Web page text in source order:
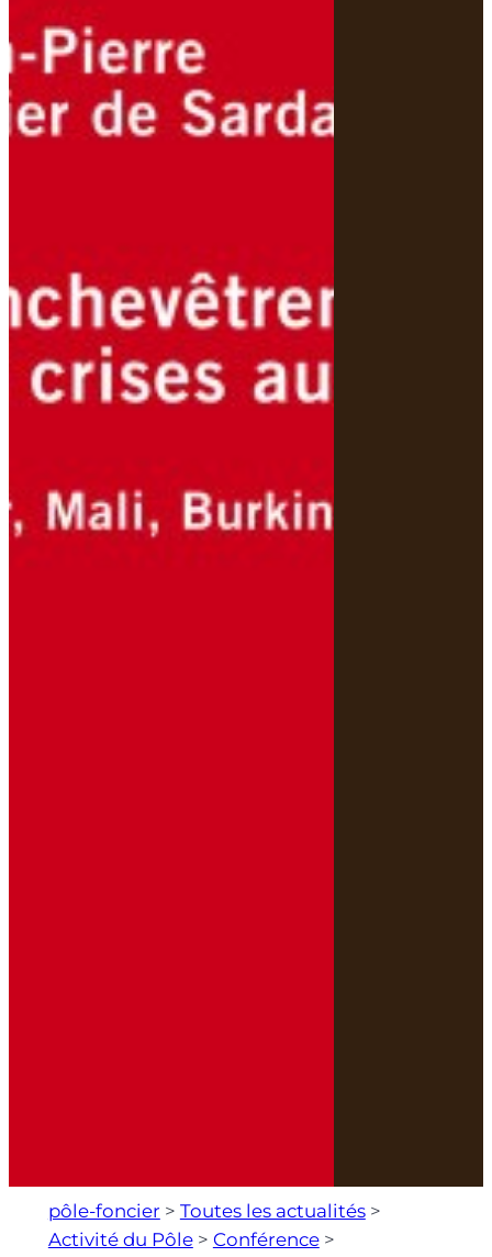
pôle-foncier > Toutes les actualités>
Activité du Pôle> Conférence>